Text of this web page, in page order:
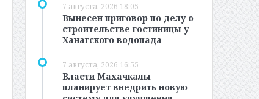
7 августа, 2026 18:05
Вынесен приговор по делу о
строительстве гостиницы у
Ханагского водопада
7 августа, 2026 16:55
Власти Махачкалы
планирует внедрить новую